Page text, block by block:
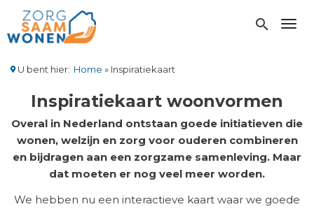
naar
de
gaan
search
U bent hier: Home Inspiratiekaart
Inspiratiekaart woonvormen
Overal in Nederland ontstaan goede initiatieven die
wonen, welzijn en zorg voor ouderen combineren
en bijdragen aan een zorgzame samenleving. Maar
dat moeten er nog veel meer worden.
We hebben nu een interactieve kaart waar we goede